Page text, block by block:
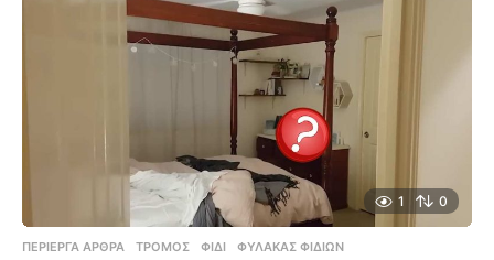
1 0
ΠΕΡΊΕΡΓΑ ΆΡΘΡΑ ΤΡΌΜΟΣ ,ΦΊΔΙ ,ΦΎΛΑΚΑΣ ΦΙΔΙΏΝ